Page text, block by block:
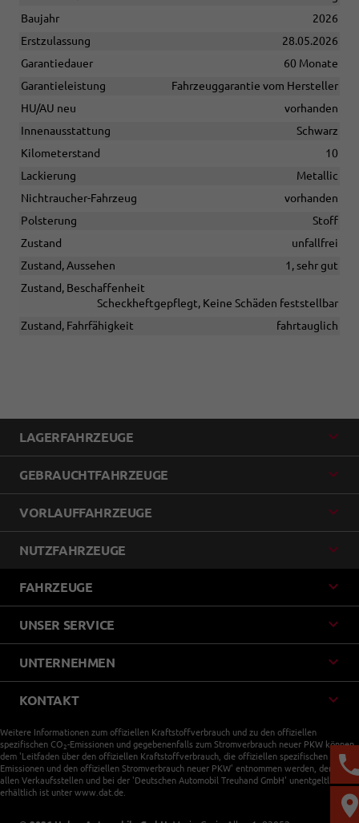
Baujahr
2026
Erstzulassung
28.05.2026
Garantiedauer
60 Monate
Garantieleistung
Fahrzeuggarantie vom Hersteller
HU/AU neu
vorhanden
Innenausstattung
Schwarz
Kilometerstand
10
Lackierung
Metallic
Nichtraucher-Fahrzeug
vorhanden
Polsterung
Stoff
Zustand
unfallfrei
Zustand, Aussehen
1, sehr gut
Zustand, Beschaffenheit
Scheckheftgepflegt, Keine Schäden feststellbar
Zustand, Fahrfähigkeit
fahrtauglich
LAGERFAHRZEUGE
GEBRAUCHTFAHRZEUGE
VORLAUFFAHRZEUGE
NUTZFAHRZEUGE
FAHRZEUGE
UNSER SERVICE
UNTERNEHMEN
KONTAKT
Weitere Informationen zum offiziellen Kraftstoffverbrauch und zu den offiziellen
spezifischen CO 2-Emissionen und gegebenenfalls zum Stromverbrauch neuer PKW können
dem 'Leitfaden über den offiziellen Kraftstoffverbrauch, die offiziellen spezifischen CO 2
Emissionen und den offiziellen Stromverbrauch neuer PKW' entnommen werden, der an
allen Verkaufsstellen und bei der 'Deutschen Automobil Treuhand GmbH' unentgeltlich
erhältlich ist unter www.dat.de.